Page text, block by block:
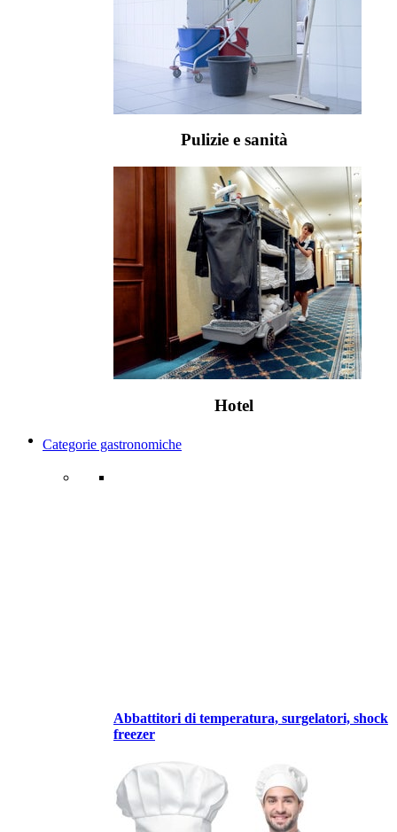
Pulizie e sanità
Hotel
Categorie gastronomiche
Abbattitori di temperatura, surgelatori, shock
freezer